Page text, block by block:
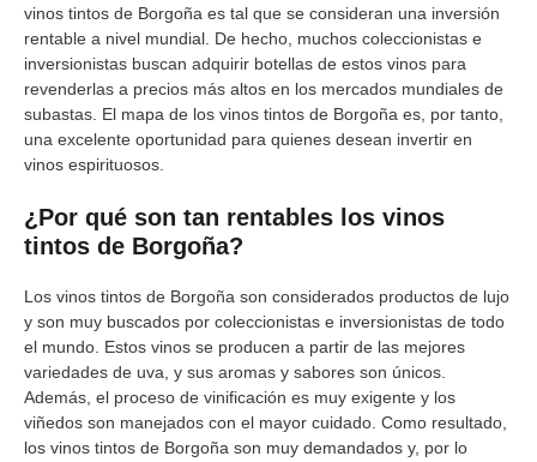
vinos tintos de Borgoña es tal que se consideran una inversión
rentable a nivel mundial. De hecho, muchos coleccionistas e
inversionistas buscan adquirir botellas de estos vinos para
revenderlas a precios más altos en los mercados mundiales de
subastas. El mapa de los vinos tintos de Borgoña es, por tanto,
una excelente oportunidad para quienes desean invertir en
vinos espirituosos.
¿Por qué son tan rentables los vinos
tintos de Borgoña?
Los vinos tintos de Borgoña son considerados productos de lujo
y son muy buscados por coleccionistas e inversionistas de todo
el mundo. Estos vinos se producen a partir de las mejores
variedades de uva, y sus aromas y sabores son únicos.
Además, el proceso de vinificación es muy exigente y los
viñedos son manejados con el mayor cuidado. Como resultado,
los vinos tintos de Borgoña son muy demandados y, por lo